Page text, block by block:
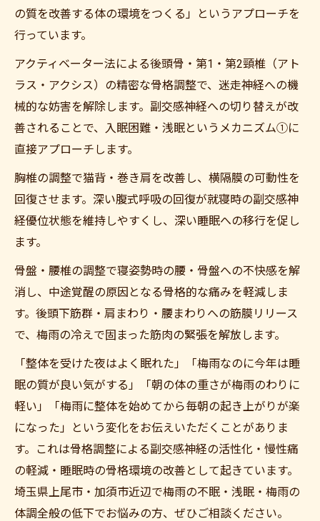
の質を改善する体の環境をつくる」というアプローチを
行っています。
アクティベーター法による後頭骨・第1・第2頸椎（アト
ラス・アクシス）の精密な骨格調整で、迷走神経への機
械的な妨害を解除します。副交感神経への切り替えが改
善されることで、入眠困難・浅眠というメカニズム①に
直接アプローチします。
胸椎の調整で猫背・巻き肩を改善し、横隔膜の可動性を
回復させます。深い腹式呼吸の回復が就寝時の副交感神
経優位状態を維持しやすくし、深い睡眠への移行を促し
ます。
骨盤・腰椎の調整で寝姿勢時の腰・骨盤への不快感を解
消し、中途覚醒の原因となる骨格的な痛みを軽減しま
す。後頭下筋群・肩まわり・腰まわりへの筋膜リリース
で、梅雨の冷えで固まった筋肉の緊張を解放します。
「整体を受けた夜はよく眠れた」「梅雨なのに今年は睡
眠の質が良い気がする」「朝の体の重さが梅雨のわりに
軽い」「梅雨に整体を始めてから毎朝の起き上がりが楽
になった」という変化をお伝えいただくことがありま
す。これは骨格調整による副交感神経の活性化・慢性痛
の軽減・睡眠時の骨格環境の改善として起きています。
埼玉県上尾市・加須市近辺で梅雨の不眠・浅眠・梅雨の
体調全般の低下でお悩みの方、ぜひご相談ください。